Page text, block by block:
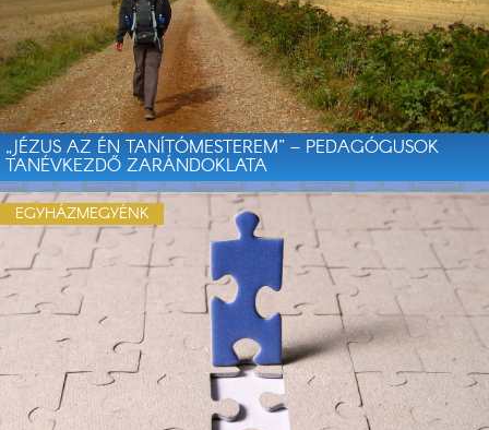
„JÉZUS AZ ÉN TANÍTÓMESTEREM” – PEDAGÓGUSOK
TANÉVKEZDŐ ZARÁNDOKLATA
EGYHÁZMEGYÉNK